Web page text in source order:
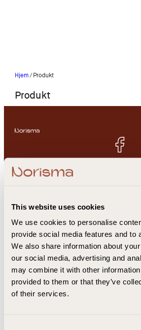
This website uses cookies
We use cookies to personalise
provide social media features and to
We also share information about
our social media, advertising and
may combine it with other information
provided to them or that they’ve
of their services.
Hjem/ Produkt
Produkt
Coffee Zero
Tea Zero
Sovian
Summershot
Community
Shop
Om oss
Vilkår